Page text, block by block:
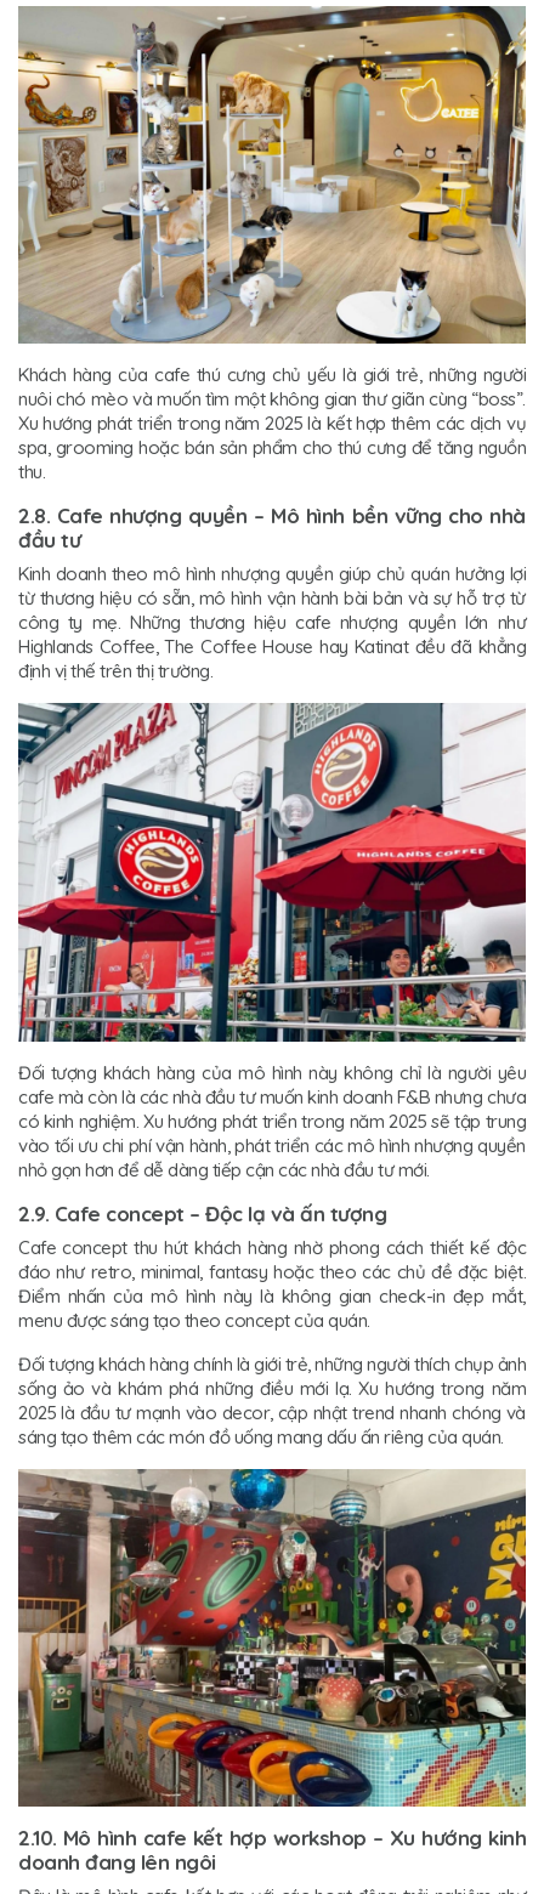
Khách hàng của cafe thú cưng chủ yếu là giới trẻ, những người
nuôi chó mèo và muốn tìm một không gian thư giãn cùng “boss”.
Xu hướng phát triển trong năm 2025 là kết hợp thêm các dịch vụ
spa, grooming hoặc bán sản phẩm cho thú cưng để tăng nguồn
thu.
2.8. Cafe nhượng quyền – Mô hình bền vững cho nhà
đầu tư
Kinh doanh theo mô hình nhượng quyền giúp chủ quán hưởng lợi
từ thương hiệu có sẵn, mô hình vận hành bài bản và sự hỗ trợ từ
công ty mẹ. Những thương hiệu cafe nhượng quyền lớn như
Highlands Coffee, The Coffee House hay Katinat đều đã khẳng
định vị thế trên thị trường.
Đối tượng khách hàng của mô hình này không chỉ là người yêu
cafe mà còn là các nhà đầu tư muốn kinh doanh F&B nhưng chưa
có kinh nghiệm. Xu hướng phát triển trong năm 2025 sẽ tập trung
vào tối ưu chi phí vận hành, phát triển các mô hình nhượng quyền
nhỏ gọn hơn để dễ dàng tiếp cận các nhà đầu tư mới.
2.9. Cafe concept – Độc lạ và ấn tượng
Cafe concept thu hút khách hàng nhờ phong cách thiết kế độc
đáo như retro, minimal, fantasy hoặc theo các chủ đề đặc biệt.
Điểm nhấn của mô hình này là không gian check-in đẹp mắt,
menu được sáng tạo theo concept của quán.
Đối tượng khách hàng chính là giới trẻ, những người thích chụp ảnh
sống ảo và khám phá những điều mới lạ. Xu hướng trong năm
2025 là đầu tư mạnh vào decor, cập nhật trend nhanh chóng và
sáng tạo thêm các món đồ uống mang dấu ấn riêng của quán.
2.10. Mô hình cafe kết hợp workshop – Xu hướng kinh
doanh đang lên ngôi